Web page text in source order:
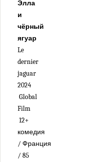
Элла
и
чёрный
ягуар
Le
dernier
jaguar
2024
Global
Film
12+
комедия
/ Франция
/ 85